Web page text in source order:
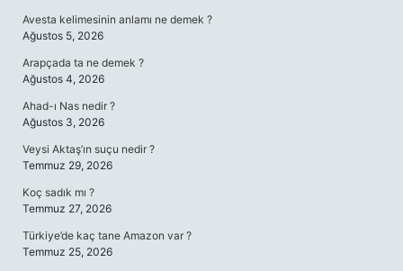
Avesta kelimesinin anlamı ne demek ?
Ağustos 5, 2026
Arapçada ta ne demek ?
Ağustos 4, 2026
Ahad-ı Nas nedir ?
Ağustos 3, 2026
Veysi Aktaş’ın suçu nedir ?
Temmuz 29, 2026
Koç sadık mı ?
Temmuz 27, 2026
Türkiye’de kaç tane Amazon var ?
Temmuz 25, 2026